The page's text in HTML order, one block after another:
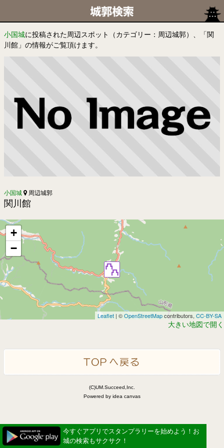
小国城に投稿された周辺スポット（カテゴリー：周辺城郭）、「関
川館」の情報がご覧頂けます。
小国城 周辺城郭
関川館
+
−
Leaflet | ©OpenStreetMapcontributors, CC-BY-SA
大きい地図で開く
(C)UM.Succeed,Inc.
Powered by idea canvas
今すぐアプリでスタンプラリーを始めよう！お
城の検索もサクサク！